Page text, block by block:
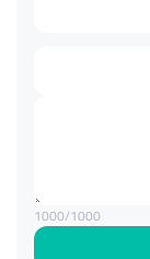
1000/1000